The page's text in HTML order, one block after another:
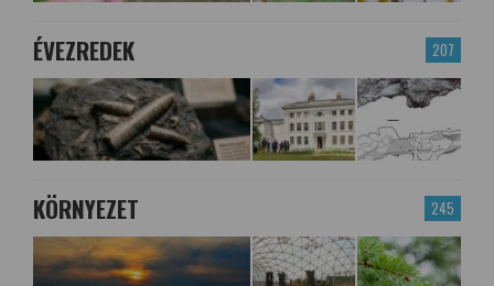
207
ÉVEZREDEK
245
KÖRNYEZET